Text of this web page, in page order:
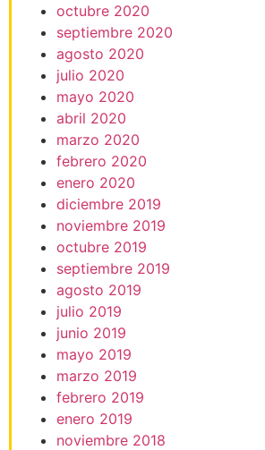
octubre 2020
septiembre 2020
agosto 2020
julio 2020
mayo 2020
abril 2020
marzo 2020
febrero 2020
enero 2020
diciembre 2019
noviembre 2019
octubre 2019
septiembre 2019
agosto 2019
julio 2019
junio 2019
mayo 2019
marzo 2019
febrero 2019
enero 2019
noviembre 2018